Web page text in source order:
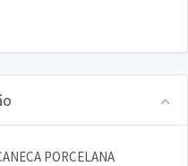
PORCELANA